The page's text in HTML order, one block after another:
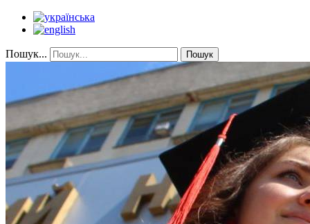
Пошук... Пошук